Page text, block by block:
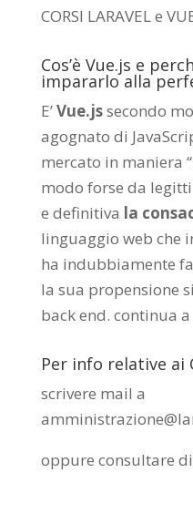
CORSI LARAVEL e
Cos’è Vue.js e
impararlo alla
E’Vue.jssecondo
agognato di
mercato in maniera
modo forse da
e definitiva la
linguaggio web che
ha indubbiamente
la sua propensione
back end. continua
Per info relative ai
scrivere mail a
oppure consultare